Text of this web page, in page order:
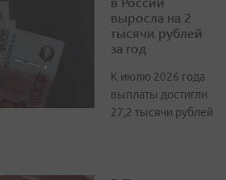
выросла на 2
тысячи рублей
за год
К июлю 2026 года
выплаты достигли
27,2 тысячи рублей